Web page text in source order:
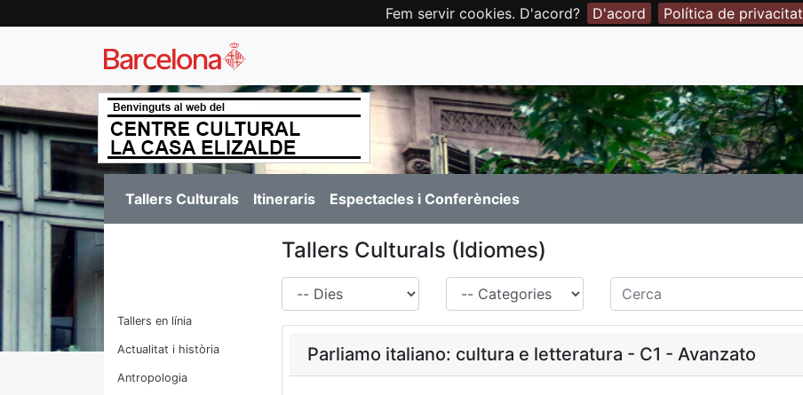
Fem servir cookies. D'acord? D'acord Política de privacitat
Tallers Culturals Itineraris Espectacles i Conferències
Tallers en línia
Actualitat i història
Antropologia
Tallers Culturals (Idiomes)
Cerca
Parliamo italiano: cultura e letteratura - C1 - Avanzato